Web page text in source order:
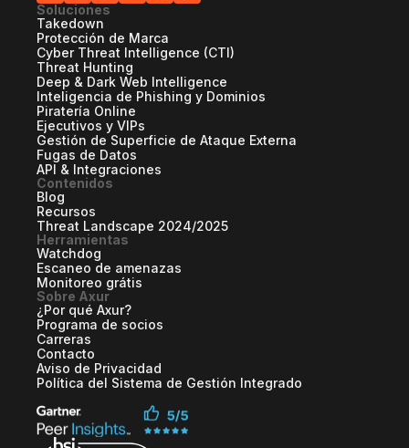
Soluciones
Takedown
Protección de Marca
Cyber Threat Intelligence (CTI)
Threat Hunting
Deep & Dark Web Intelligence
Inteligencia de Phishing y Dominios
Piratería Online
Ejecutivos y VIPs
Gestión de Superficie de Ataque Externa
Fugas de Datos
API & Integraciones
Contenidos
Blog
Recursos
Threat Landscape 2024/2025
Herramientas
Watchdog
Escaneo de amenazas
Monitoreo grátis
Sobre Axur
¿Por qué Axur?
Programa de socios
Carreras
Contacto
Aviso de Privacidad
Política del Sistema de Gestión Integrado